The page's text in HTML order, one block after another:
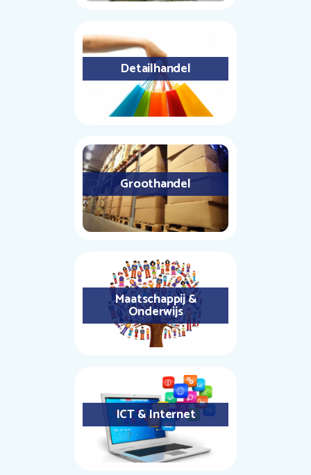
Detailhandel
Groothandel
Maatschappij &
Onderwijs
ICT & Internet